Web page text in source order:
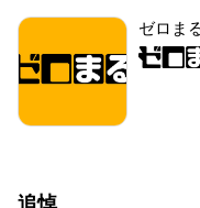
ゼロま
追悼